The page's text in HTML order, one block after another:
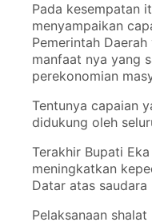
Pada kesempatan
menyampaikan
Pemerintah
manfaat nya yang
perekonomian
Tentunya capaian
didukung oleh
Terakhir Bupati
meningkatkan
Datar atas
Pelaksanaan